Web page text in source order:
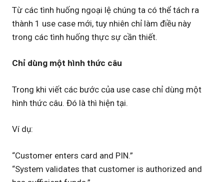
Từ các tình huống ngoại lệ chúng ta có thể tách ra
thành 1 use case mới, tuy nhiên chỉ làm điều này
trong các tình huống thực sự cần thiết.
Chỉ dùng một hình thức câu
Trong khi viết các bước của use case chỉ dùng một
hình thức câu. Đó là thì hiện tại.
Ví dụ:
“Customer enters card and PIN.”
“System validates that customer is authorized and